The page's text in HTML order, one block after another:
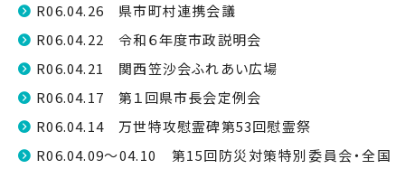
R06.04.26 県市町村連携会議
R06.04.22 令和６年度市政説明会
R06.04.21 関西笠沙会ふれあい広場
R06.04.17 第１回県市長会定例会
R06.04.14 万世特攻慰霊碑第53回慰霊祭
R06.04.09～04.10 第15回防災対策特別委員会・全国